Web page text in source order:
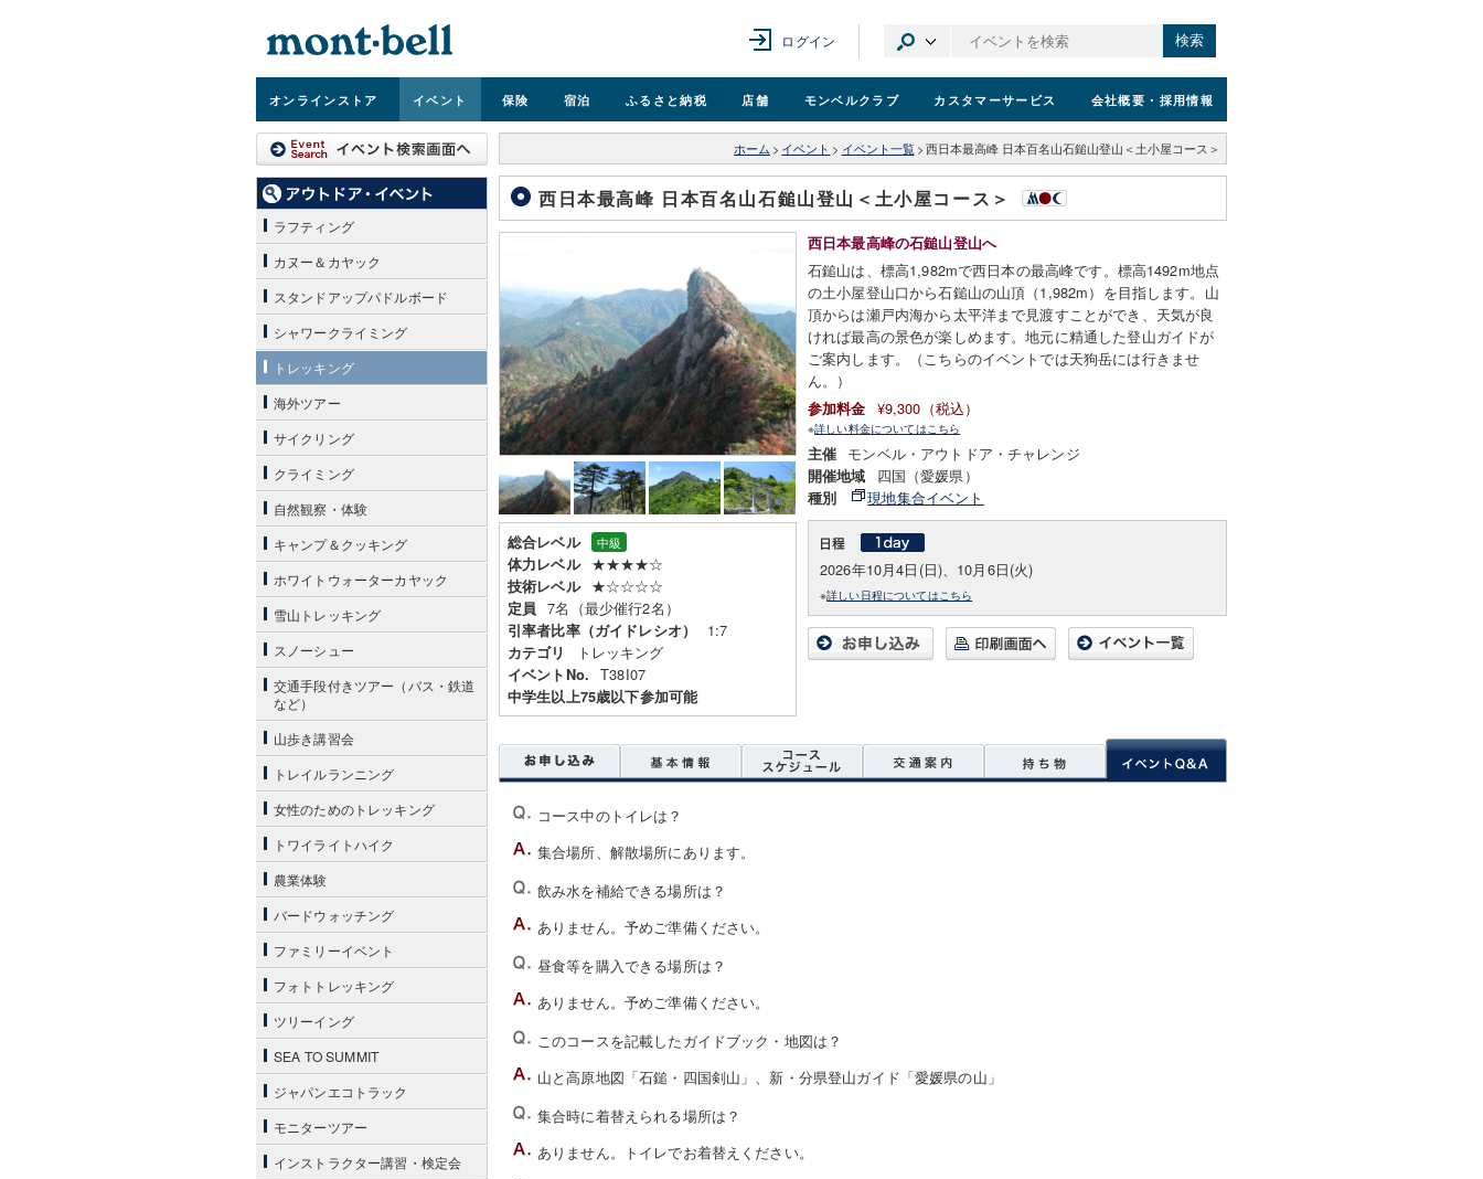
ログイン 検索
オンラインストア イベント 保険 宿泊 ふるさと納税 店舗 モンベルクラブ カスタマーサービス 会社概要 ・採用情報
ホーム > イベント > イベント一覧 > 西日本最高峰 日本百名山石鎚山登山＜土小屋コース＞
西日本最高峰 日本百名山石鎚山登山＜土小屋コース＞
総合レベル 中級
体力レベル ★★★★☆
技術レベル ★☆☆☆☆
定員 7名（最少催行2名）
引率者比率（ガイドレシオ） 1:7
カテゴリ トレッキング
イベントNo. T38I07
中学生以上75歳以下参加可能
西日本最高峰の石鎚山登山へ
石鎚山は、標高1,982mで西日本の最高峰です。標高1492m地点
の土小屋登山口から石鎚山の山頂（1,982m）を目指します。山
頂からは瀬戸内海から太平洋まで見渡すことができ、天気が良
ければ最高の景色が楽しめます。地元に精通した登山ガイドが
ご案内します。（こちらのイベントでは天狗岳には行きませ
ん。）
参加料金 ¥9,300（税込）
※詳しい料金についてはこちら
主催 モンベル・アウトドア・チャレンジ
開催地域 四国（愛媛県）
種別 現地集合イベント
2026年10月4日(日)、10月6日(火)
※詳しい日程についてはこちら
コース中のトイレは？
集合場所、解散場所にあります。
飲み水を補給できる場所は？
ありません。予めご準備ください。
昼食等を購入できる場所は？
ありません。予めご準備ください。
このコースを記載したガイドブック・地図は？
山と高原地図「石鎚・四国剣山」、新・分県登山ガイド「愛媛県の山」
集合時に着替えられる場所は？
ありません。トイレでお着替えください。
ラフティング
カヌー＆カヤック
スタンドアップパドルボード
シャワークライミング
トレッキング
海外ツアー
サイクリング
クライミング
自然観察・体験
キャンプ＆クッキング
ホワイトウォーターカヤック
雪山トレッキング
スノーシュー
交通手段付きツアー（バス・鉄道
など）
山歩き講習会
トレイルランニング
女性のためのトレッキング
トワイライトハイク
農業体験
バードウォッチング
ファミリーイベント
フォトトレッキング
ツリーイング
SEA TO SUMMIT
ジャパンエコトラック
モニターツアー
インストラクター講習・検定会